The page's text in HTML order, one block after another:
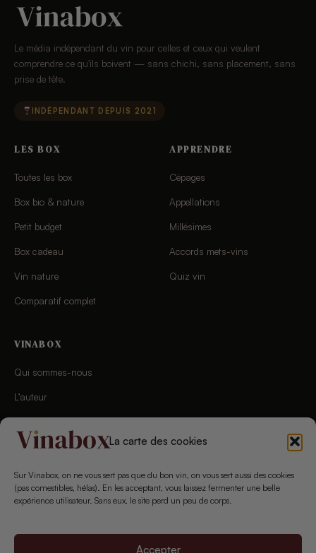
La carte des cookies
Sur Vinabox, on ne vous sert pas que du bon vin, on vous sert aussi des cookies
(pas comestibles, hélas). En les acceptant, vous laissez fermenter une belle
expérience utilisateur. Sans eux, le site perd un peu de corps.
Accepter
Le média indépendant du vin pour celles et ceux qui veulent
comprendre ce qu'ils boivent — sans chichi, sans placement, sans
prise de tête.
INDÉPENDANT DEPUIS 2021
LES BOX
Toutes les box
Box bio & nature
Petit budget
Box cadeau
Vin nature
Comparatif complet
APPRENDRE
Cépages
Appellations
Millésimes
Accords mets-vins
Quiz vin
VINABOX
Qui sommes-nous
L’auteur
Charte éditoriale
Chaîne YouTube
Newsletter
Concours